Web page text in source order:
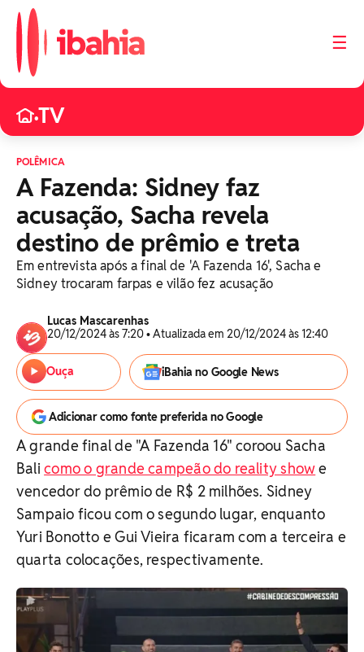
☰
•TV
POLÊMICA
A Fazenda: Sidney faz
acusação, Sacha revela
destino de prêmio e treta
Em entrevista após a final de 'A Fazenda 16', Sacha e
Sidney trocaram farpas e vilão fez acusação
Lucas Mascarenhas
20/12/2024 às 7:20 • Atualizada em 20/12/2024 às 12:40
Ouça iBahia no Google News
Adicionar como fonte preferida no Google
A grande final de "A Fazenda 16" coroou Sacha
Balicomo o grande campeão do reality showe
vencedor do prêmio de R$ 2 milhões. Sidney
Sampaio ficou com o segundo lugar, enquanto
Yuri Bonotto e Gui Vieira ficaram com a terceira e
quarta colocações, respectivamente.